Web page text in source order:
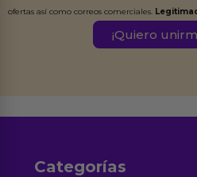
ofertas así como correos comerciales.
Destinatarios:Ferran Roig
Categorías